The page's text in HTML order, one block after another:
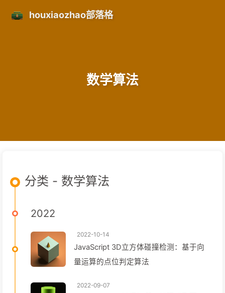
houxiaozhao部落格
数学算法
分类 - 数学算法
2022
2022-10-14
JavaScript 3D立方体碰撞检测：基于向
量运算的点位判定算法
2022-09-07